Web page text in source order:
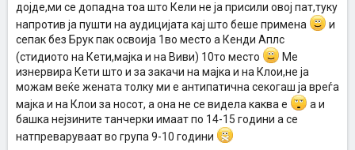
дојде,ми се допадна тоа што Кели не ја присили овој пат,туку
напротив ја пушти на аудицијата кај што беше примена
и
сепак без Брук пак освоија 1во место а Кенди Аплс
(стидиото на Кети,мајка и на Виви) 10то место
Ме
изнервира Кети што и за закачи на мајка и на Клои,не ја
можам веќе жената толку ми е антипатична секогаш ја вреѓа
мајка и на Клои за носот, а она не се видела каква е
а и
башка нејзините танчерки имаат по 14-15 години а се
натпреваруваат во група 9-10 години